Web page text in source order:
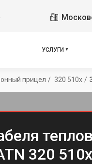
УСЛУГИ
прицел / 320 510x /
320